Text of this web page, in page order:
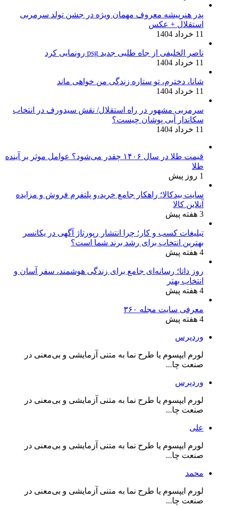
پدر هنرپیشه معروف مهمان ویژه در جشن تولد سرمربی
استقلال + عکس
11 خرداد 1404
ناصر الخلیفی از جاه طلبی جدید psg رونمایی کرد
11 خرداد 1404
شانا، دخترم، تو ستاره زندگی من خواهی ماند
11 خرداد 1404
سرمربی مشهور در راه استقلال/ نقش سیدورف در انتخاب
سکاندار آبی پوشان چیست؟
11 خرداد 1404
قیمت طلا در سال ۱۴۰۶ چقدر می‌شود؟ عوامل موثر بر آینده
طلا
1 روز پیش
سایت بیدکالا؛ راهکار جامع خرید،و پلتفرم فروش و مزایده
آنلاین کالا
3 هفته پیش
تبلیغات کسب و کار؛ چرا انتشار رپورتاژ آگهی در یکانسر
بهترین انتخاب برای رشد برند شما است؟
4 هفته پیش
روز داتا؛ رسانه‌ای جامع برای زندگی هوشمند، سفر آسان و
انتخاب بهتر
4 هفته پیش
معرفی سایت مجله ۳۶۰
4 هفته پیش
وردپرس
لورم ایپسوم یا طرح‌ نما به متنی آزمایشی و بی‌معنی در
صنعت چا...
وردپرس
لورم ایپسوم یا طرح‌ نما به متنی آزمایشی و بی‌معنی در
صنعت چا...
علی
لورم ایپسوم یا طرح‌ نما به متنی آزمایشی و بی‌معنی در
صنعت چا...
محمد
لورم ایپسوم یا طرح‌ نما به متنی آزمایشی و بی‌معنی در
صنعت چا...